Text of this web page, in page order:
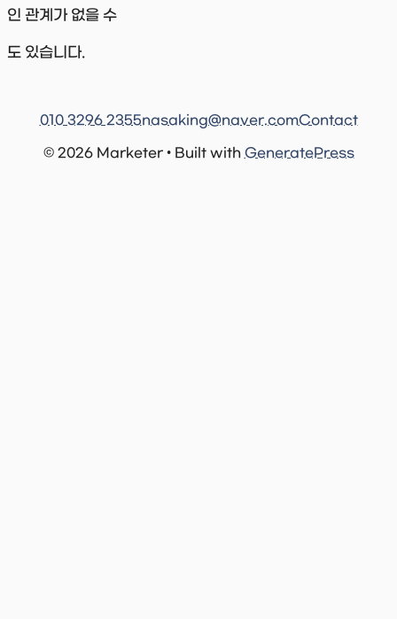
인 관계가 없을 수
도 있습니다.
© 2026 Marketer • Built with GeneratePress
010 3296 2355nasaking@naver.comContact